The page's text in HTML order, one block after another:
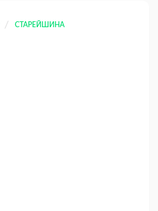
СТАРЕЙШИНА